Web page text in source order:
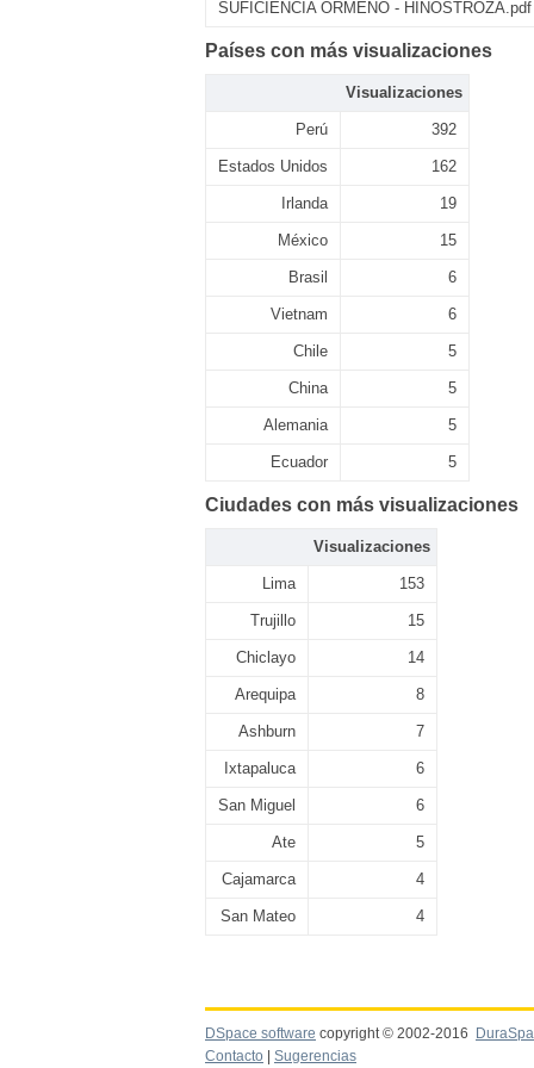
SUFICIENCIA ORMEÑO - HINOSTROZA.pdf
Países con más visualizaciones
Visualizaciones
Perú 392
Estados Unidos 162
Irlanda 19
México 15
Brasil 6
Vietnam 6
Chile 5
China 5
Alemania 5
Ecuador 5
Ciudades con más visualizaciones
Visualizaciones
Lima 153
Trujillo 15
Chiclayo 14
Arequipa 8
Ashburn 7
Ixtapaluca 6
San Miguel 6
Ate 5
Cajamarca 4
San Mateo 4
DSpace software copyright © 2002-2016
Contacto
Sugerencias